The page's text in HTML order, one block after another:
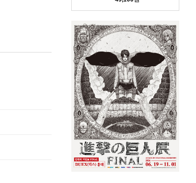
Craze of the 1920s)
(SACD Hybrid) -